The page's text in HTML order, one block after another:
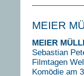
MEIER
MEIER
Sebastian
Filmtagen
Komödie am